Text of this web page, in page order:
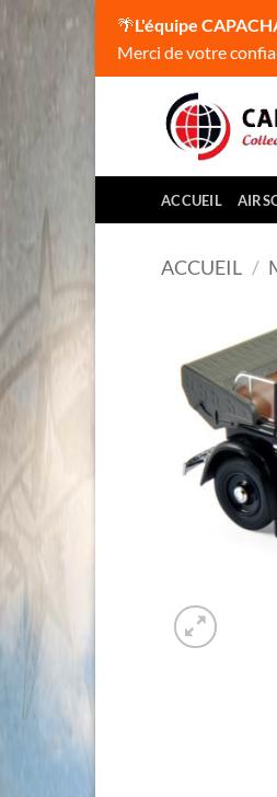
🌴L'équipe
Merci de votre
ACCUEIL
ACCUEIL /